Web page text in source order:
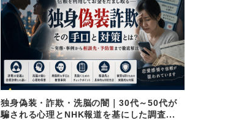
独身偽装・詐欺・洗脳の闇｜30代～50代が
騙される心理とNHK報道を基にした調査...